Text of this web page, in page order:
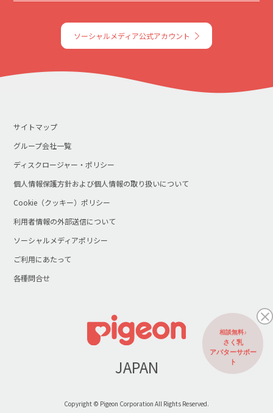
ソーシャルメディア公式アカウント
サイトマップ
グループ会社一覧
ディスクロージャー・ポリシー
個人情報保護方針および個人情報の取り扱いについて
Cookie（クッキー）ポリシー
利用者情報の外部送信について
ソーシャルメディアポリシー
ご利用にあたって
各種問合せ
JAPAN
Copyright © Pigeon Corporation All Rights Reserved.
相談無料♪
さく乳
アバターサポー
ト